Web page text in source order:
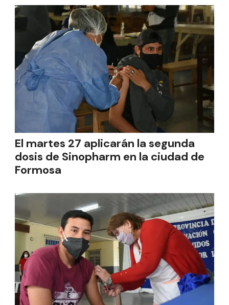
El martes 27 aplicarán la segunda
dosis de Sinopharm en la ciudad de
Formosa